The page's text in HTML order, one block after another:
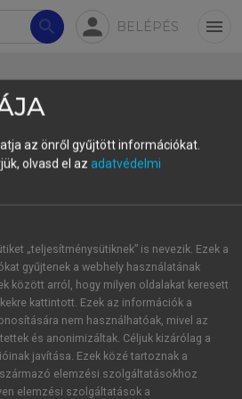
search person BELÉPÉS menu
[ɤ] magánhangzó, az
valamint a
kínai vokalikus
a kínaiul tanuló magyar
szerint ezeket az L1-
mandarin allofónikus
osztályozásból
hozzájuk legközelebb
az önről gyűjtött információkat.
olvasd el az adatvédelmi
„teljesítménysütiknek” is nevezik. Ezek a
gyűjtenek a webhely használatának
között arról, hogy milyen oldalakat keresett
kattintott. Ezek az információk a
nem használhatóak, mivel az
és anonimizáltak. Céljuk kizárólag a
javítása. Ezek közé tartoznak a
elemzési szolgáltatásokhoz
elemzési szolgáltatások a